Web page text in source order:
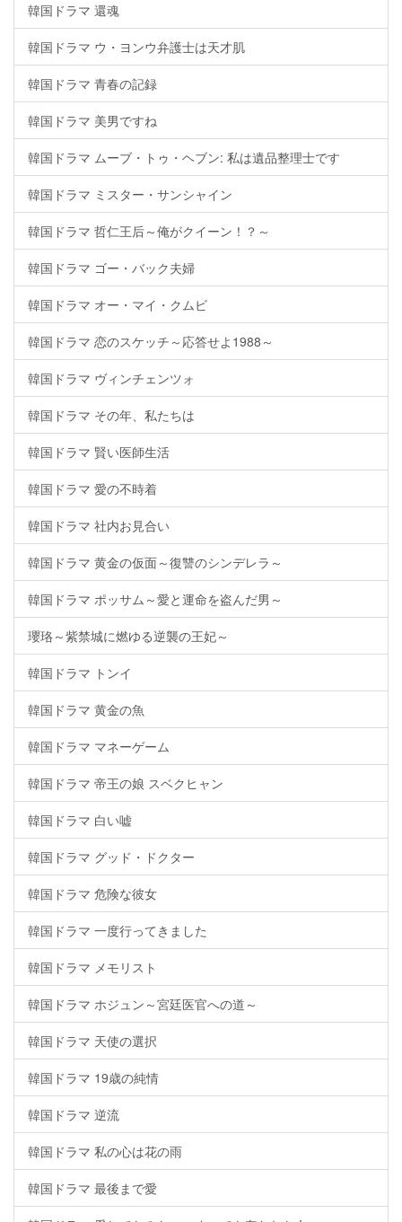
韓国ドラマ 還魂
韓国ドラマ ウ・ヨンウ弁護士は天才肌
韓国ドラマ 青春の記録
韓国ドラマ 美男ですね
韓国ドラマ ムーブ・トゥ・ヘブン: 私は遺品整理士です
韓国ドラマ ミスター・サンシャイン
韓国ドラマ 哲仁王后～俺がクイーン！？～
韓国ドラマ ゴー・バック夫婦
韓国ドラマ オー・マイ・クムビ
韓国ドラマ 恋のスケッチ～応答せよ1988～
韓国ドラマ ヴィンチェンツォ
韓国ドラマ その年、私たちは
韓国ドラマ 賢い医師生活
韓国ドラマ 愛の不時着
韓国ドラマ 社内お見合い
韓国ドラマ 黄金の仮面～復讐のシンデレラ～
韓国ドラマ ポッサム～愛と運命を盗んだ男～
瓔珞～紫禁城に燃ゆる逆襲の王妃～
韓国ドラマ トンイ
韓国ドラマ 黄金の魚
韓国ドラマ マネーゲーム
韓国ドラマ 帝王の娘 スベクヒャン
韓国ドラマ 白い嘘
韓国ドラマ グッド・ドクター
韓国ドラマ 危険な彼女
韓国ドラマ 一度行ってきました
韓国ドラマ メモリスト
韓国ドラマ ホジュン～宮廷医官への道～
韓国ドラマ 天使の選択
韓国ドラマ 19歳の純情
韓国ドラマ 逆流
韓国ドラマ 私の心は花の雨
韓国ドラマ 最後まで愛